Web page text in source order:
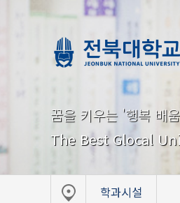
꿈을 키우는 '행복 배
The Best Glocal
학과시설